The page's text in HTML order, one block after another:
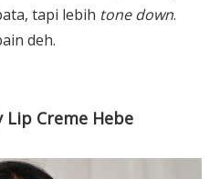
tapi lebih tone down.
deh.
Lip Creme Hebe